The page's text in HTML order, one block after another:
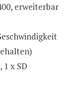
erweiterbar
1 x SD